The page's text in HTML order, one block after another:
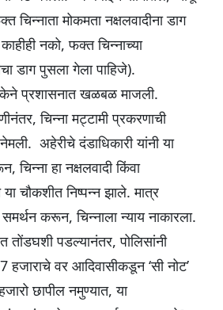
मोकमता नक्षलवादीना डाग
नको, फक्त चिन्नाच्या
डाग पुसला गेला पाहिजे).
प्रशासनात खळबळ माजली.
चिन्ना मट्टामी प्रकरणाची
अहेरीचे दंडाधिकारी यांनी या
हा नक्षलवादी किंवा
चौकशीत निष्पन्न झाले. मात्र
समर्थन करून, चिन्नाला न्याय नाकारला.
तोंडघशी पडल्यानंतर, पोलिसांनी
हजाराचे वर आदिवासीकडून ‘सी नोट’
छापील नमुण्यात, या